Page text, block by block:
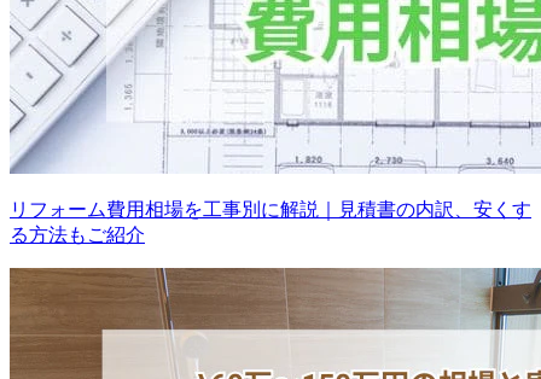
リフォーム費用相場を工事別に解説｜見積書の内訳、安くす
る方法もご紹介